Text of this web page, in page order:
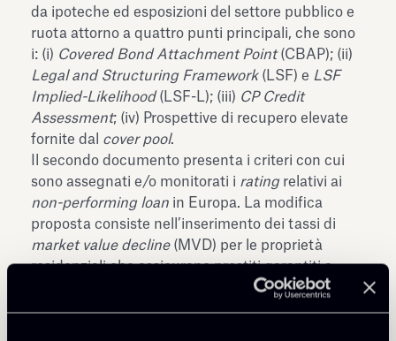
da ipoteche ed esposizioni del settore pubblico e
ruota attorno a quattro punti principali, che sono
i: (i) Covered Bond Attachment Point(CBAP); (ii)
Legal and Structuring Framework(LSF) e LSF
Implied-Likelihood(LSF-L); (iii) CP Credit
Assessment; (iv) Prospettive di recupero elevate
fornite dal cover pool.
Il secondo documento presenta i criteri con cui
sono assegnati e/o monitorati i rating relativi ai
non-performing loan in Europa. La modifica
proposta consiste nell’inserimento dei tassi di
market value decline(MVD) per le proprietà
residenziali che assicurano prestiti garantiti a
Cipro. La metodologia si riferisce in genere agli
MVD pubblicati nelle metodologie diratingDBRS